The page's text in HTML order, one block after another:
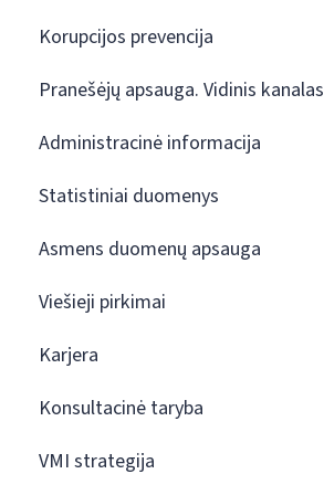
Korupcijos prevencija
Pranešėjų apsauga. Vidinis kanalas
Administracinė informacija
Statistiniai duomenys
Asmens duomenų apsauga
Viešieji pirkimai
Karjera
Konsultacinė taryba
VMI strategija